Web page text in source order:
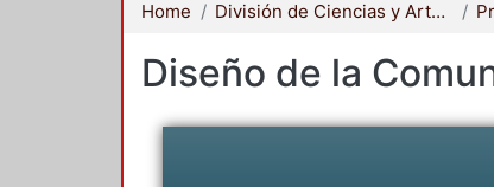
Home División de Ciencias y Artes para el Diseño
Diseño de la